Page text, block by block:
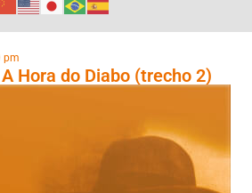
pm
Hora do Diabo (trecho 2)